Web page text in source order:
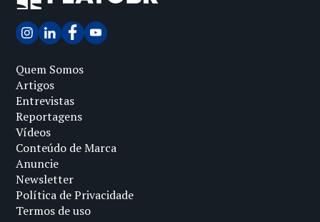
Quem Somos
Artigos
Entrevistas
Reportagens
Vídeos
Conteúdo de Marca
Anuncie
Newsletter
Política de Privacidade
Termos de uso